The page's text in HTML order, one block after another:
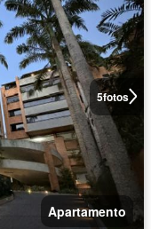
5fotos
Apartamento